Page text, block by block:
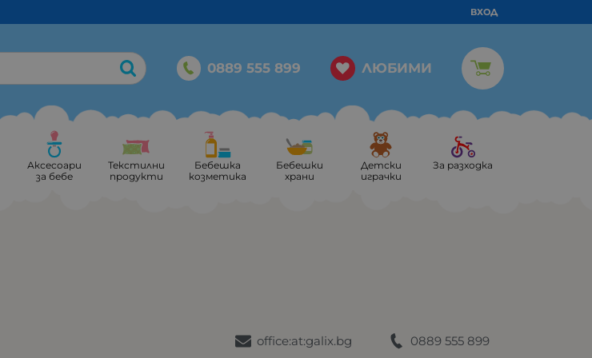
ВХОД
0889 555 899 ЛЮБИМИ
Аксесоари
за бебе
Текстилни
продукти
Бебешка
козметика
Бебешки
храни
Детски
играчки
За разходка
office:at:galix.bg 0889 555 899